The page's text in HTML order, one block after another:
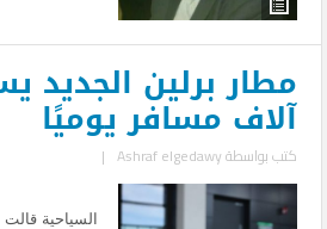
آلاف مسافر يوميًا
كتب بواسطةAshraf elgedawy
|
السياحية